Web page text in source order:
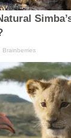
Brainberries